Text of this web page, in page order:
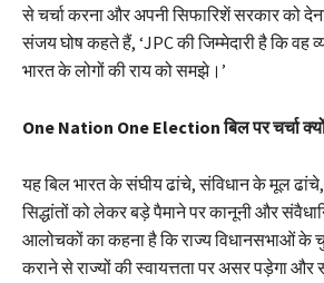
से चर्चा करना और अपनी सिफारिशें सरकार को
संजय घोष कहते हैं, ‘JPC की जिम्मेदारी है कि वह
भारत के लोगों की राय को समझे।’
One Nation One Election बिल पर चर्चा क्यों
यह बिल भारत के संघीय ढांचे, संविधान के मूल
सिद्धांतों को लेकर बड़े पैमाने पर कानूनी और
आलोचकों का कहना है कि राज्य विधानसभाओं के
कराने से राज्यों की स्वायत्तता पर असर पड़ेगा